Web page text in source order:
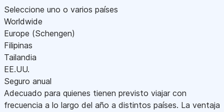
Seleccione uno o varios países
Worldwide
Europe (Schengen)
Filipinas
Tailandia
EE.UU.
Seguro anual
Adecuado para quienes tienen previsto viajar con
frecuencia a lo largo del año a distintos países. La ventaja